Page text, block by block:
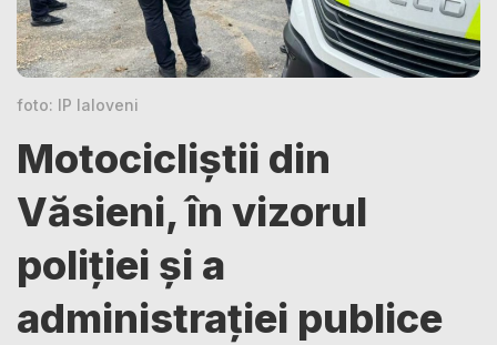
foto: IP Ialoveni
Motocicliștii din
Văsieni, în vizorul
poliției și a
administrației publice